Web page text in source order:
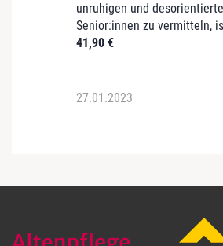
unruhigen und
Senior:innen zu vermitteln,
41,90 €
27.01.2023